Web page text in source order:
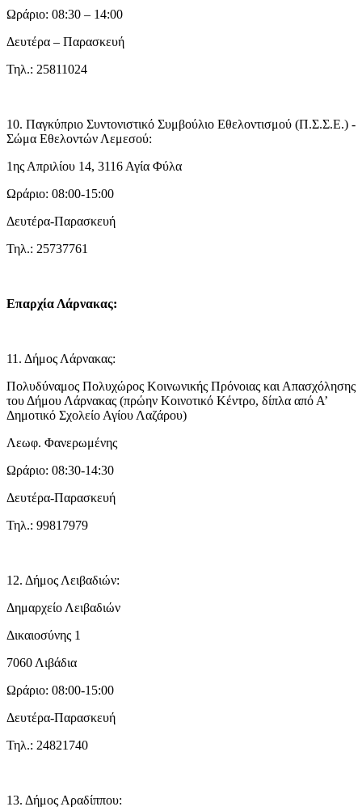
Ωράριο: 08:30 – 14:00
Δευτέρα – Παρασκευή
Τηλ.: 25811024
10. Παγκύπριο Συντονιστικό Συμβούλιο Εθελοντισμού (Π.Σ.Σ.Ε.) -
Σώμα Εθελοντών Λεμεσού:
1ης Απριλίου 14, 3116 Αγία Φύλα
Ωράριο: 08:00-15:00
Δευτέρα-Παρασκευή
Τηλ.: 25737761
Επαρχία Λάρνακας:
11. Δήμος Λάρνακας:
Πολυδύναμος Πολυχώρος Κοινωνικής Πρόνοιας και Απασχόλησης
του Δήμου Λάρνακας (πρώην Κοινοτικό Κέντρο, δίπλα από Α’
Δημοτικό Σχολείο Αγίου Λαζάρου)
Λεωφ. Φανερωμένης
Ωράριο: 08:30-14:30
Δευτέρα-Παρασκευή
Τηλ.: 99817979
12. Δήμος Λειβαδιών:
Δημαρχείο Λειβαδιών
Δικαιοσύνης 1
7060 Λιβάδια
Ωράριο: 08:00-15:00
Δευτέρα-Παρασκευή
Τηλ.: 24821740
13. Δήμος Αραδίππου: